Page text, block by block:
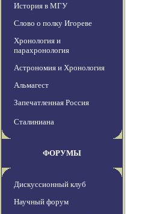
История в МГУ
Слово о полку Игореве
Хронология и
парахронология
Астрономия и Хронология
Альмагест
Запечатленная Россия
Сталиниана
ФОРУМЫ
Дискуссионный клуб
Научный форум